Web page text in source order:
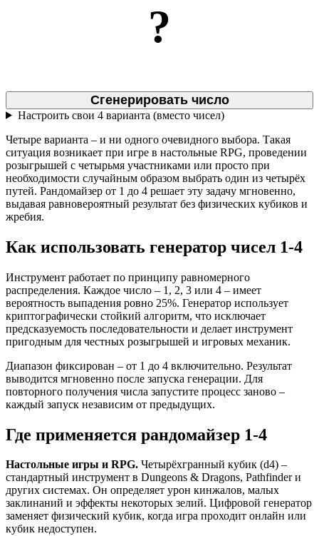
?
Сгенерировать число
Настроить свои 4 варианта (вместо чисел)
Четыре варианта – и ни одного очевидного выбора. Такая
ситуация возникает при игре в настольные RPG, проведении
розыгрышей с четырьмя участниками или просто при
необходимости случайным образом выбрать один из четырёх
путей. Рандомайзер от 1 до 4 решает эту задачу мгновенно,
выдавая равновероятный результат без физических кубиков и
жребия.
Как использовать генератор чисел 1-4
Инструмент работает по принципу равномерного
распределения. Каждое число – 1, 2, 3 или 4 – имеет
вероятность выпадения ровно 25%. Генератор использует
криптографически стойкий алгоритм, что исключает
предсказуемость последовательности и делает инструмент
пригодным для честных розыгрышей и игровых механик.
Диапазон фиксирован – от 1 до 4 включительно. Результат
выводится мгновенно после запуска генерации. Для
повторного получения числа запустите процесс заново –
каждый запуск независим от предыдущих.
Где применяется рандомайзер 1-4
Настольные игры и RPG. Четырёхгранный кубик (d4) –
стандартный инструмент в Dungeons & Dragons, Pathfinder и
других системах. Он определяет урон кинжалов, малых
заклинаний и эффекты некоторых зелий. Цифровой генератор
заменяет физический кубик, когда игра проходит онлайн или
кубик недоступен.